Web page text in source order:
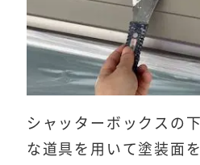
シャッターボックスの
な道具を用いて塗装面